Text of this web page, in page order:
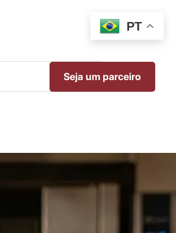
Seja um parceiro
PT